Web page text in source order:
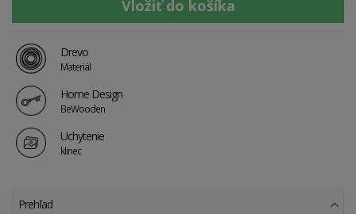
Drevo
Materiál
Home Design
BeWooden
Uchytenie
klinec
Prehľad